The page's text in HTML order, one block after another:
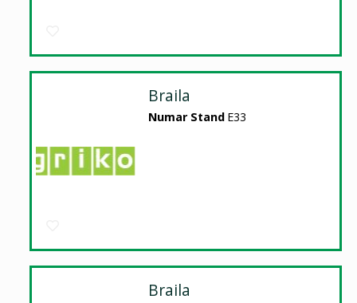
Braila
Numar Stand E33
Braila